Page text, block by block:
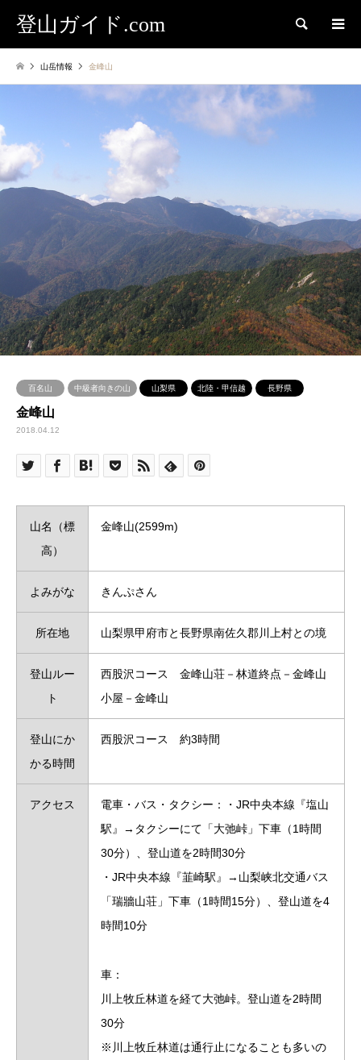
登山ガイド.com 検索
山岳情報 金峰山
百名山 中級者向きの山 山梨県 北陸・甲信越 長野県
金峰山
2018.04.12
山名（標
高）
金峰山(2599m)
よみがな きんぷさん
所在地 山梨県甲府市と長野県南佐久郡川上村との境
登山ルー
ト
西股沢コース 金峰山荘－林道終点－金峰山
小屋－金峰山
登山にか
かる時間
西股沢コース 約3時間
アクセス
電車・バス・タクシー：・JR中央本線『塩山
駅』→タクシーにて「大弛峠」下車（1時間
30分）、登山道を2時間30分
・JR中央本線『韮崎駅』→山梨峡北交通バス
「瑞牆山荘」下車（1時間15分）、登山道を4
時間10分
車：
川上牧丘林道を経て大弛峠。登山道を2時間
30分
※川上牧丘林道は通行止になることも多いの